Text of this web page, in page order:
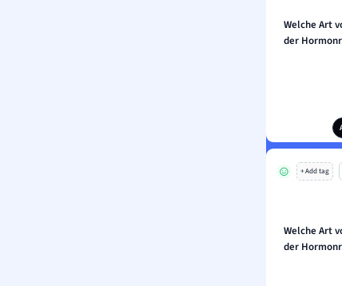
Welche Art
der
+ Add tag
Welche Art
der